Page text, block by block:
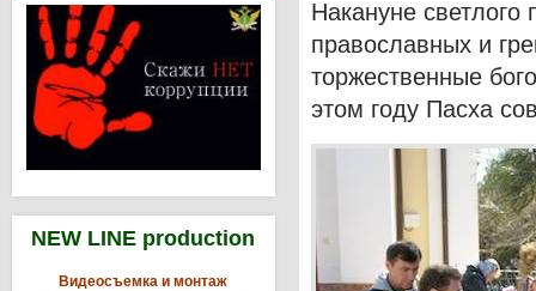
NEW LINE production
Видеосъемка и монтаж
Накануне светлого
православных и
торжественные
этом году Пасха